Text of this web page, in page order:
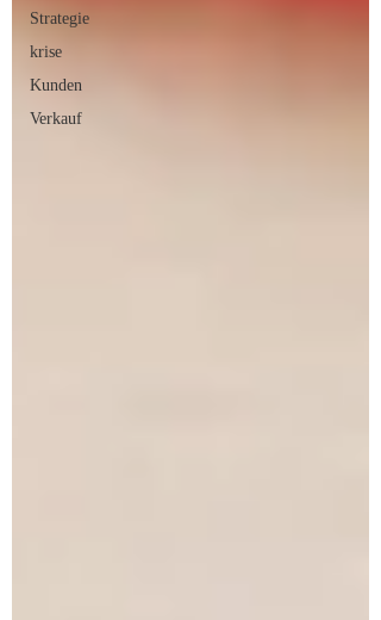
Strategie
krise
Kunden
Verkauf